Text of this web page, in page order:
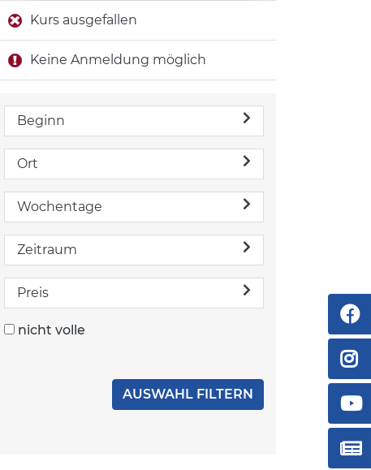
Kurs ausgefallen
Keine Anmeldung möglich
Beginn
Ort
Wochentage
Zeitraum
Preis
nicht volle